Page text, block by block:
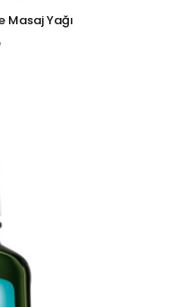
Masaj Yağı